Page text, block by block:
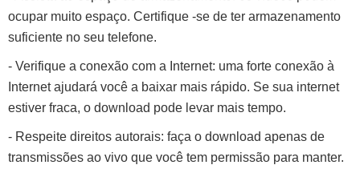
ocupar muito espaço. Certifique -se de ter armazenamento
suficiente no seu telefone.
- Verifique a conexão com a Internet: uma forte conexão à
Internet ajudará você a baixar mais rápido. Se sua internet
estiver fraca, o download pode levar mais tempo.
- Respeite direitos autorais: faça o download apenas de
transmissões ao vivo que você tem permissão para manter.